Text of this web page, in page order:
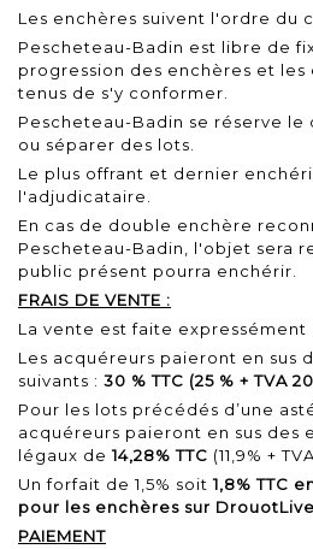
Les enchères suivent l'ordre du
Pescheteau-Badin est libre de
progression des enchères et les
tenus de s'y conformer.
Pescheteau-Badin se réserve
ou séparer des lots.
Le plus offrant et dernier
l'adjudicataire.
En cas de double enchère
Pescheteau-Badin, l'objet sera
public présent pourra enchérir.
FRAIS DE VENTE :
La vente est faite expressément
Les acquéreurs paieront en sus
suivants : 30 % TTC (25 % + TVA
Pour les lots précédés d’une
acquéreurs paieront en sus des
légaux de14,28% TTC (11,9% +
Un forfait de 1,5% soit1,8% TTC
pour les enchères sur DrouotLive
PAIEMENT